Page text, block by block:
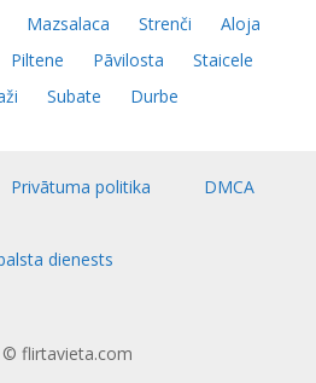
Mazsalaca Strenči
Aloja
Piltene Pāvilosta
Staicele
Subate Durbe
Privātuma politika DMCA
dienests
© flirtavieta.com